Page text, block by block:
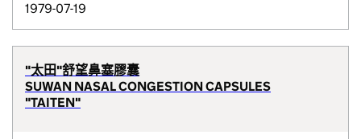
1979-07-19
"太田"舒望鼻塞膠囊
SUWAN NASAL CONGESTION CAPSULES
"TAITEN"